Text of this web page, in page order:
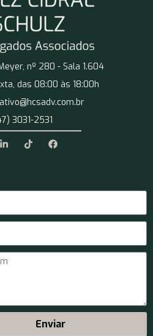
nº 280 - Sala 1.604
das 08:00 às 18:00h
3031-2531
Enviar